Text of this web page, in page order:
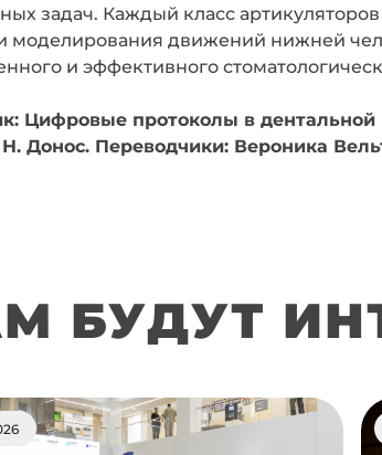
задач. Каждый класс
моделирования движений нижней
и эффективного
Цифровые протоколы в
Донос. Переводчики: Вероника
БУДУТ